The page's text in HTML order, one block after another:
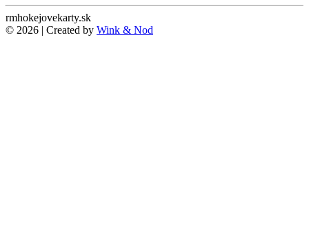
rmhokejovekarty.sk
© 2026 | Created by Wink & Nod